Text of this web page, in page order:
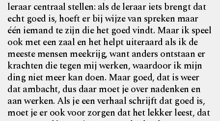
leraar centraal stellen: als de leraar iets brengt dat
echt goed is, hoeft er bij wijze van spreken maar
één iemand te zijn die het goed vindt. Maar ik speel
ook met een zaal en het helpt uiteraard als ik de
meeste mensen meekrijg, want anders ontstaan er
krachten die tegen mij werken, waardoor ik mijn
ding niet meer kan doen. Maar goed, dat is weer
dat ambacht, dus daar moet je over nadenken en
aan werken. Als je een verhaal schrijft dat goed is,
moet je er ook voor zorgen dat het lekker leest, dat